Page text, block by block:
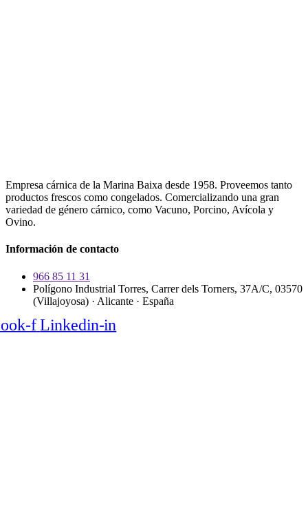
Empresa cárnica de la Marina Baixa desde 1958. Proveemos tanto
productos frescos como congelados. Comercializando una gran
variedad de género cárnico, como Vacuno, Porcino, Avícola y
Ovino.
Información de contacto
966 85 11 31
Polígono Industrial Torres, Carrer dels Torners, 37A/C, 03570
(Villajoyosa) · Alicante · España
f Linkedin-in